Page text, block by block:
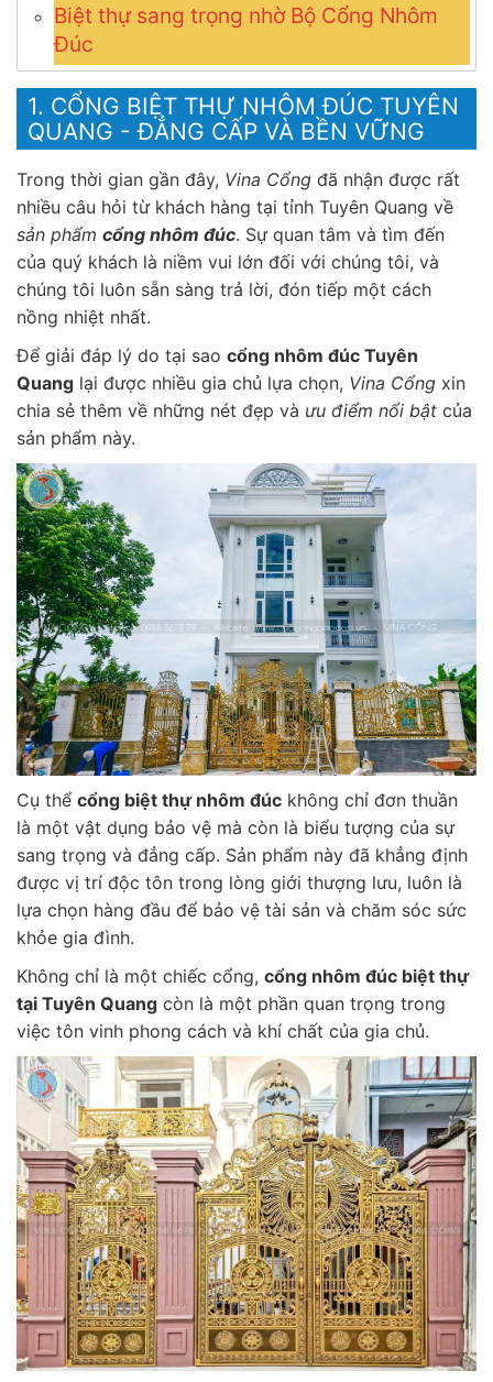
Biệt thự sang trọng nhờ Bộ Cổng Nhôm
Đúc
1. CỔNG BIỆT THỰ NHÔM ĐÚC TUYÊN
QUANG - ĐẲNG CẤP VÀ BỀN VỮNG
Trong thời gian gần đây, Vina Cổng đã nhận được rất
nhiều câu hỏi từ khách hàng tại tỉnh Tuyên Quang về
sản phẩm cổng nhôm đúc. Sự quan tâm và tìm đến
của quý khách là niềm vui lớn đối với chúng tôi, và
chúng tôi luôn sẵn sàng trả lời, đón tiếp một cách
nồng nhiệt nhất.
Để giải đáp lý do tại sao cổng nhôm đúc Tuyên
Quang lại được nhiều gia chủ lựa chọn, Vina Cổng xin
chia sẻ thêm về những nét đẹp và ưu điểm nổi bật của
sản phẩm này.
Cụ thể cổng biệt thự nhôm đúc không chỉ đơn thuần
là một vật dụng bảo vệ mà còn là biểu tượng của sự
sang trọng và đẳng cấp. Sản phẩm này đã khẳng định
được vị trí độc tôn trong lòng giới thượng lưu, luôn là
lựa chọn hàng đầu để bảo vệ tài sản và chăm sóc sức
khỏe gia đình.
Không chỉ là một chiếc cổng, cổng nhôm đúc biệt thự
tại Tuyên Quang còn là một phần quan trọng trong
việc tôn vinh phong cách và khí chất của gia chủ.